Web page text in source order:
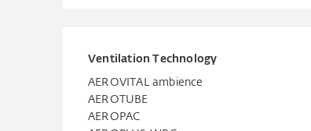
Ventilation Technology
AEROVITAL ambience
AEROTUBE
AEROPAC